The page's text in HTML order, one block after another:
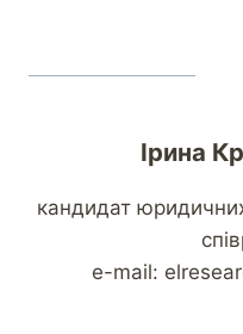
Ірина
кандидат
e-mail: